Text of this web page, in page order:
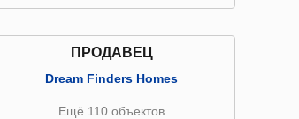
ПРОДАВЕЦ
Dream Finders Homes
Ещё 110 объектов